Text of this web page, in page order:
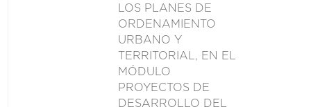
LOS PLANES DE
ORDENAMIENTO
URBANO Y
TERRITORIAL, EN EL
MÓDULO
PROYECTOS DE
DESARROLLO DEL